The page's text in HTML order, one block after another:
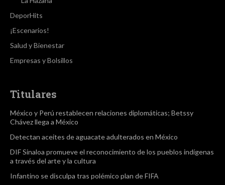
DeporHits
¡Escenarios!
Salud y Bienestar
Empresas y Bolsillos
Titulares
México y Perú restablecen relaciones diplomáticas; Betssy
Chávez llega a México
Detectan aceites de aguacate adulterados en México
DIF Sinaloa promueve el reconocimiento de los pueblos indígenas
a través del arte y la cultura
Infantino se disculpa tras polémico plan de FIFA